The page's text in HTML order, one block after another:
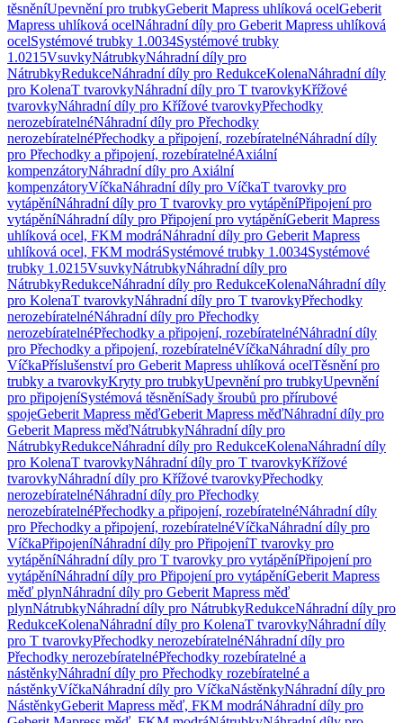
těsněníUpevnění pro trubkyGeberit Mapress uhlíková ocelGeberit
Mapress uhlíková ocelNáhradní díly pro Geberit Mapress uhlíková
ocelSystémové trubky 1.0034Systémové trubky
1.0215VsuvkyNátrubkyNáhradní díly pro
NátrubkyRedukceNáhradní díly pro RedukceKolenaNáhradní díly
pro KolenaT tvarovkyNáhradní díly pro T tvarovkyKřížové
tvarovkyNáhradní díly pro Křížové tvarovkyPřechodky
nerozebíratelnéNáhradní díly pro Přechodky
nerozebíratelnéPřechodky a připojení, rozebíratelnéNáhradní díly
pro Přechodky a připojení, rozebíratelnéAxiální
kompenzátoryNáhradní díly pro Axiální
kompenzátoryVíčkaNáhradní díly pro VíčkaT tvarovky pro
vytápěníNáhradní díly pro T tvarovky pro vytápěníPřipojení pro
vytápěníNáhradní díly pro Připojení pro vytápěníGeberit Mapress
uhlíková ocel, FKM modráNáhradní díly pro Geberit Mapress
uhlíková ocel, FKM modráSystémové trubky 1.0034Systémové
trubky 1.0215VsuvkyNátrubkyNáhradní díly pro
NátrubkyRedukceNáhradní díly pro RedukceKolenaNáhradní díly
pro KolenaT tvarovkyNáhradní díly pro T tvarovkyPřechodky
nerozebíratelnéNáhradní díly pro Přechodky
nerozebíratelnéPřechodky a připojení, rozebíratelnéNáhradní díly
pro Přechodky a připojení, rozebíratelnéVíčkaNáhradní díly pro
VíčkaPříslušenství pro Geberit Mapress uhlíková ocelTěsnění pro
trubky a tvarovkyKryty pro trubkyUpevnění pro trubkyUpevnění
pro připojeníSystémová těsněníSady šroubů pro přírubové
spojeGeberit Mapress měďGeberit Mapress měďNáhradní díly pro
Geberit Mapress měďNátrubkyNáhradní díly pro
NátrubkyRedukceNáhradní díly pro RedukceKolenaNáhradní díly
pro KolenaT tvarovkyNáhradní díly pro T tvarovkyKřížové
tvarovkyNáhradní díly pro Křížové tvarovkyPřechodky
nerozebíratelnéNáhradní díly pro Přechodky
nerozebíratelnéPřechodky a připojení, rozebíratelnéNáhradní díly
pro Přechodky a připojení, rozebíratelnéVíčkaNáhradní díly pro
VíčkaPřipojeníNáhradní díly pro PřipojeníT tvarovky pro
vytápěníNáhradní díly pro T tvarovky pro vytápěníPřipojení pro
vytápěníNáhradní díly pro Připojení pro vytápěníGeberit Mapress
měď plynNáhradní díly pro Geberit Mapress měď
plynNátrubkyNáhradní díly pro NátrubkyRedukceNáhradní díly pro
RedukceKolenaNáhradní díly pro KolenaT tvarovkyNáhradní díly
pro T tvarovkyPřechodky nerozebíratelnéNáhradní díly pro
Přechodky nerozebíratelnéPřechodky rozebíratelné a
nástěnkyNáhradní díly pro Přechodky rozebíratelné a
nástěnkyVíčkaNáhradní díly pro VíčkaNástěnkyNáhradní díly pro
NástěnkyGeberit Mapress měď, FKM modráNáhradní díly pro